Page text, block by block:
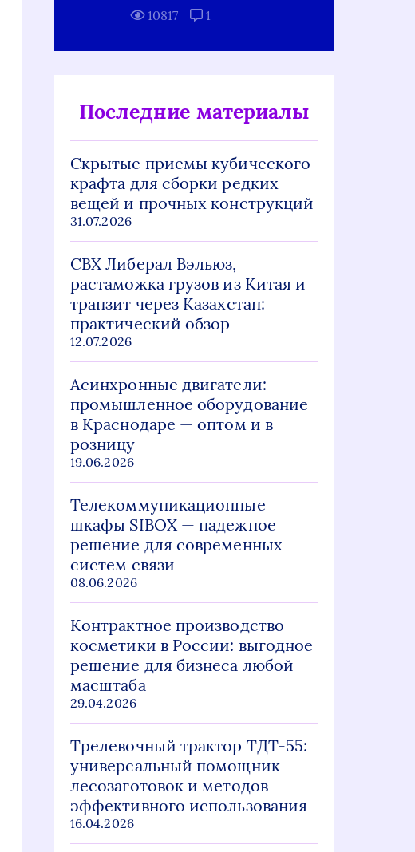
10817 1
Последние материалы
Скрытые приемы кубического
крафта для сборки редких
вещей и прочных конструкций
31.07.2026
СВХ Либерал Вэльюз,
растаможка грузов из Китая и
транзит через Казахстан:
практический обзор
12.07.2026
Асинхронные двигатели:
промышленное оборудование
в Краснодаре — оптом и в
розницу
19.06.2026
Телекоммуникационные
шкафы SIBOX — надежное
решение для современных
систем связи
08.06.2026
Контрактное производство
косметики в России: выгодное
решение для бизнеса любой
масштаба
29.04.2026
Трелевочный трактор ТДТ-55:
универсальный помощник
лесозаготовок и методов
эффективного использования
16.04.2026